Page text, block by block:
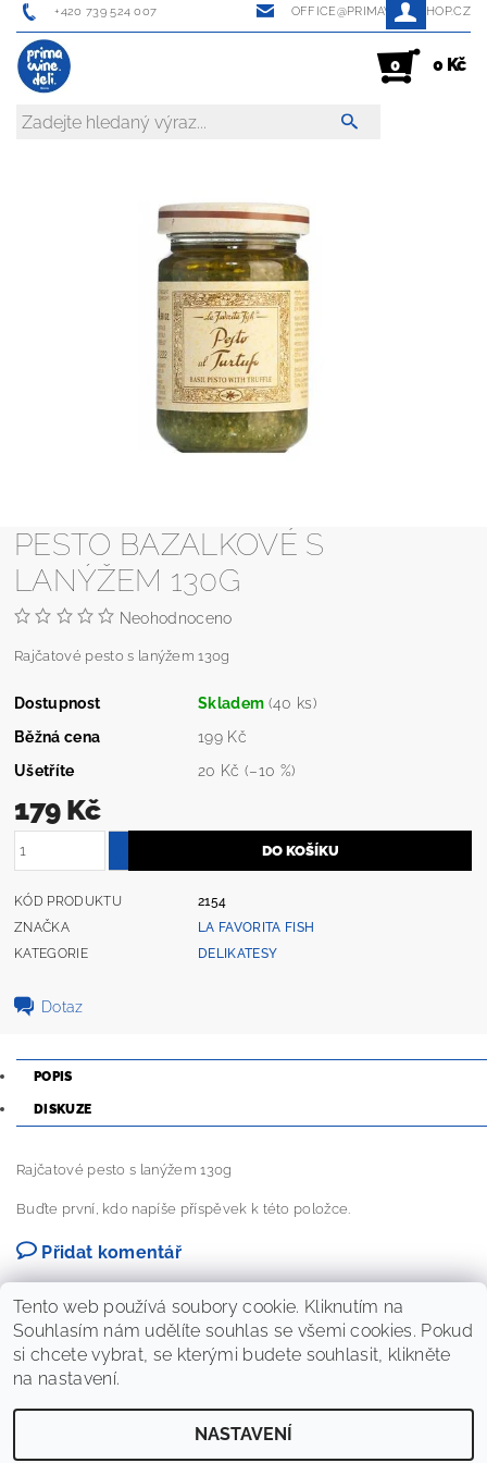
+420 739 524 007 OFFICE@PRIMAWINESHOP.CZ
0 0 Kč
PESTO BAZALKOVÉ S
LANÝŽEM 130G
Neohodnoceno
Rajčatové pesto s lanýžem 130g
Dostupnost Skladem (40 ks)
Běžná cena
199 Kč
Ušetříte
20 Kč(–10 %)
179 Kč
KÓD PRODUKTU
2154
ZNAČKA
LA FAVORITA FISH
KATEGORIE
DELIKATESY
Dotaz
POPIS
DISKUZE
Rajčatové pesto s lanýžem 130g
Buďte první, kdo napíše příspěvek k této položce.
Přidat komentář
Tento web používá soubory cookie. Kliknutím na
Souhlasím nám udělíte souhlas se všemi cookies. Pokud
si chcete vybrat, se kterými budete souhlasit, klikněte
na nastavení.
NASTAVENÍ